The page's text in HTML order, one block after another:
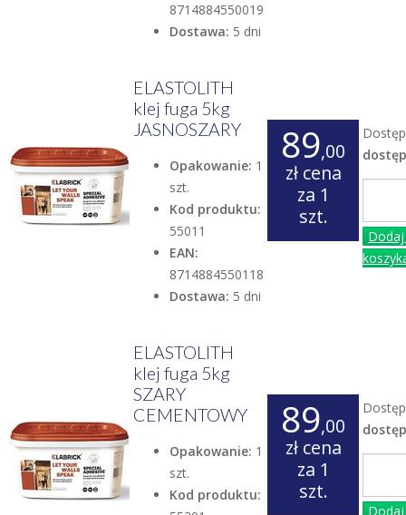
8714884550019
Dostawa: 5 dni
ELASTOLITH
klej fuga 5kg
JASNOSZARY
Opakowanie: 1
szt.
Kod produktu:
55011
EAN:
8714884550118
Dostawa: 5 dni
89,00
zł cena
za 1
szt.
ELASTOLITH
klej fuga 5kg
SZARY
CEMENTOWY
Opakowanie: 1
szt.
Kod produktu:
89,00
zł cena
za 1
szt.